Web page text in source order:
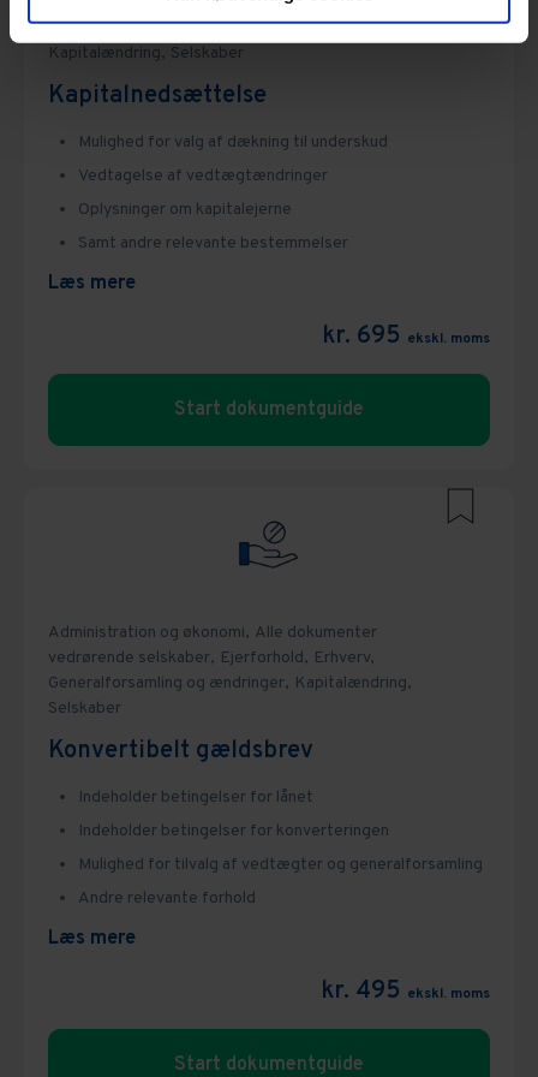
Alle dokumenter vedrørende selskaber, Erhverv,
Kapitalændring, Selskaber
Kapitalnedsættelse
Mulighed for valg af dækning til underskud
Vedtagelse af vedtægtændringer
Oplysninger om kapitalejerne
Samt andre relevante bestemmelser
Læs mere
kr. 695 ekskl. moms
Start dokumentguide
Administration og økonomi, Alle dokumenter
vedrørende selskaber, Ejerforhold, Erhverv,
Generalforsamling og ændringer, Kapitalændring,
Selskaber
Konvertibelt gældsbrev
Indeholder betingelser for lånet
Indeholder betingelser for konverteringen
Mulighed for tilvalg af vedtægter og generalforsamling
Andre relevante forhold
Læs mere
kr. 495 ekskl. moms
Start dokumentguide